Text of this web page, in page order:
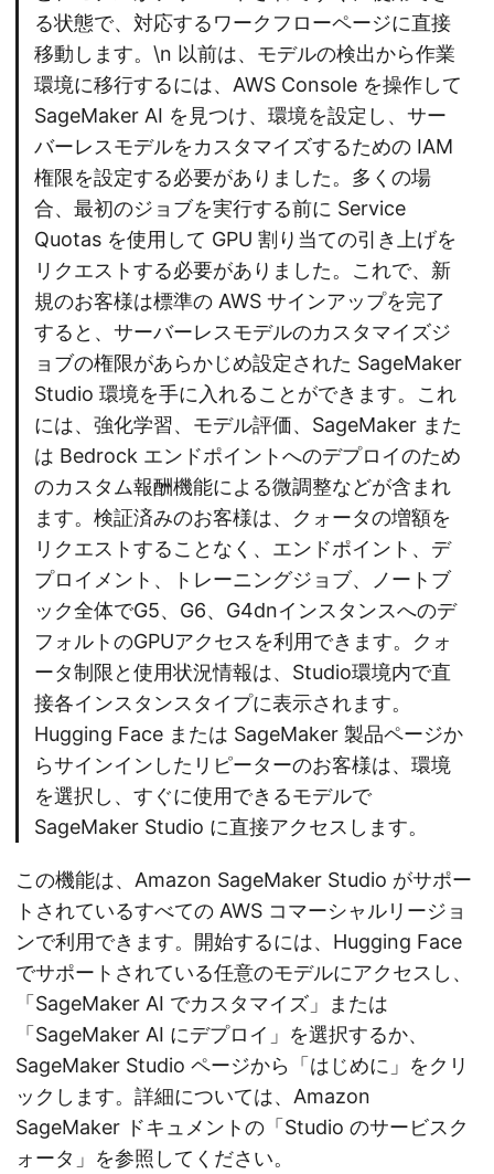
る状態で、対応するワークフローページに直接
移動します。\n 以前は、モデルの検出から作業
環境に移行するには、AWS Console を操作して
SageMaker AI を見つけ、環境を設定し、サー
バーレスモデルをカスタマイズするための IAM
権限を設定する必要がありました。多くの場
合、最初のジョブを実行する前に Service
Quotas を使用して GPU 割り当ての引き上げを
リクエストする必要がありました。これで、新
規のお客様は標準の AWS サインアップを完了
すると、サーバーレスモデルのカスタマイズジ
ョブの権限があらかじめ設定された SageMaker
Studio 環境を手に入れることができます。これ
には、強化学習、モデル評価、SageMaker また
は Bedrock エンドポイントへのデプロイのため
のカスタム報酬機能による微調整などが含まれ
ます。検証済みのお客様は、クォータの増額を
リクエストすることなく、エンドポイント、デ
プロイメント、トレーニングジョブ、ノートブ
ック全体でG5、G6、G4dnインスタンスへのデ
フォルトのGPUアクセスを利用できます。クォ
ータ制限と使用状況情報は、Studio環境内で直
接各インスタンスタイプに表示されます。
Hugging Face または SageMaker 製品ページか
らサインインしたリピーターのお客様は、環境
を選択し、すぐに使用できるモデルで
SageMaker Studio に直接アクセスします。
この機能は、Amazon SageMaker Studio がサポー
トされているすべての AWS コマーシャルリージョ
ンで利用できます。開始するには、Hugging Face
でサポートされている任意のモデルにアクセスし、
「SageMaker AI でカスタマイズ」または
「SageMaker AI にデプロイ」を選択するか、
SageMaker Studio ページから「はじめに」をクリ
ックします。詳細については、Amazon
SageMaker ドキュメントの「Studio のサービスク
ォータ」を参照してください。